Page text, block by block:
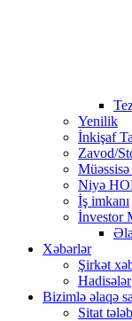
Yenilik
İnkişaf
Zavod/
Niyə
İş imkanı
İnvestor
Xəbərlər
Şirkət
Hadisələr
Bizimlə əlaqə
Sitat